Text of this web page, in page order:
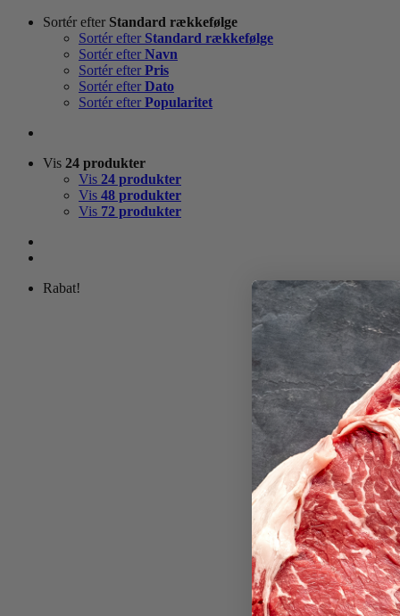
Sortér efter Standard rækkefølge
Sortér efter Standard rækkefølge
Sortér efter Navn
Sortér efter Pris
Sortér efter Dato
Sortér efter Popularitet
Vis 24 produkter
Vis 24 produkter
Vis 48 produkter
Vis 72 produkter
Rabat!